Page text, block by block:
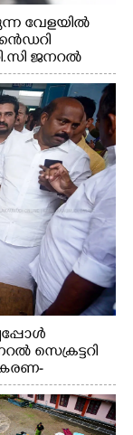
വേളയിൽ
ജനറൽ
കുരുന്നിനെ
എക്സൈസ്
ടി. സിദ്ദിഖ്,
സമീപം
സെക്രട്ടറി